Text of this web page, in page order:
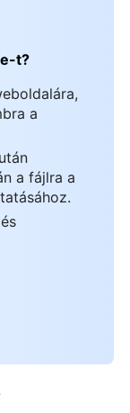
t?
a
a fájlra a